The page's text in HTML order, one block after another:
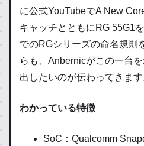
に公式YouTubeでA New
キャッチとともにRG 55G1
でのRGシリーズの命名規則
らも、Anbernicがこの一台
出したいのが伝わってきます
わかっている特徴
SoC：Qualcomm